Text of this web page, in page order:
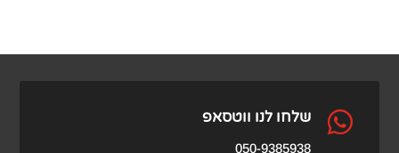
 שלחו לנו ווטסאפ
050-9385938